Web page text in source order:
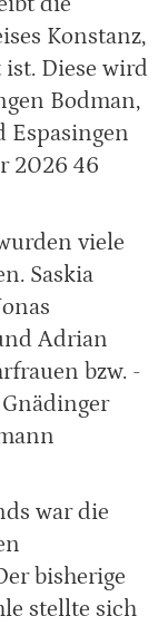
Konstanz,
Diese wird
Bodman,
Espasingen
2026 46
viele
Saskia
Adrian
bzw. -
war die
bisherige
stellte sich